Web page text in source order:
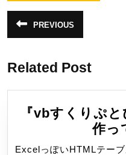
投
稿
ビ
ゲ
ョ
PREVIOUS
の
Related Post
『vbすくりぷ
作っ
ExcelっぽいHTMLテー